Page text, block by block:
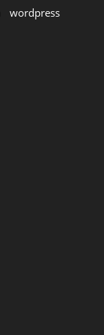
wordpress